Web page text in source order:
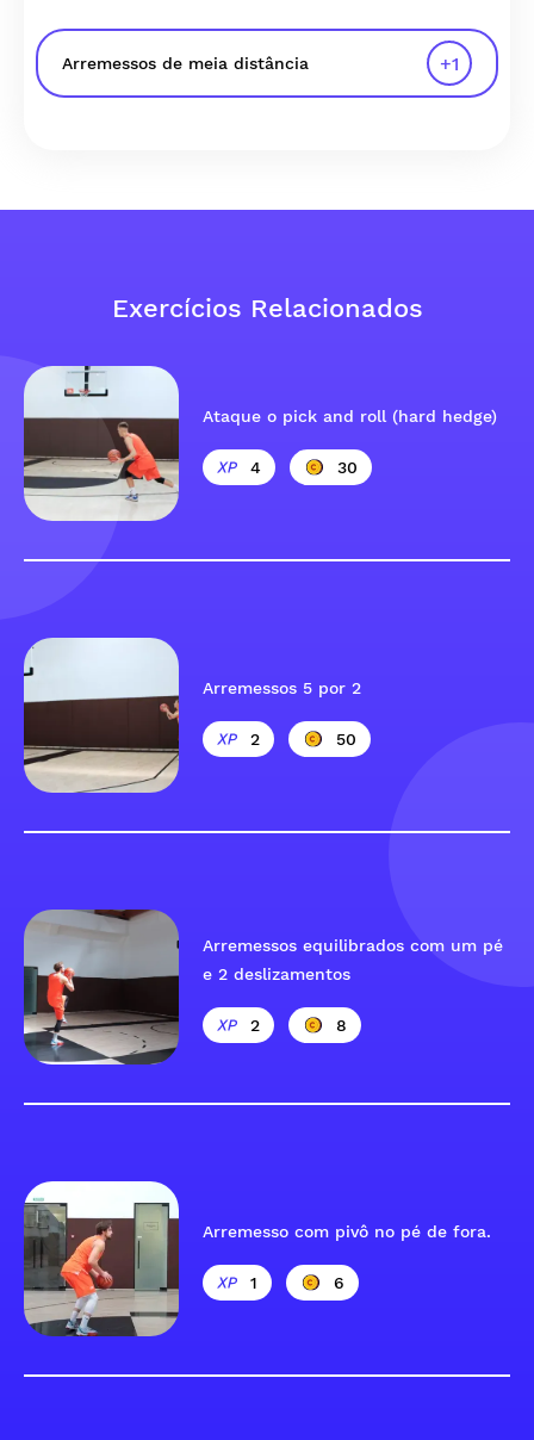
Arremessos de meia distância +1
Exercícios Relacionados
Ataque o pick and roll (hard hedge)
4 30
Arremessos 5 por 2
2 50
Arremessos equilibrados com um pé
e 2 deslizamentos
2 8
Arremesso com pivô no pé de fora.
1 6